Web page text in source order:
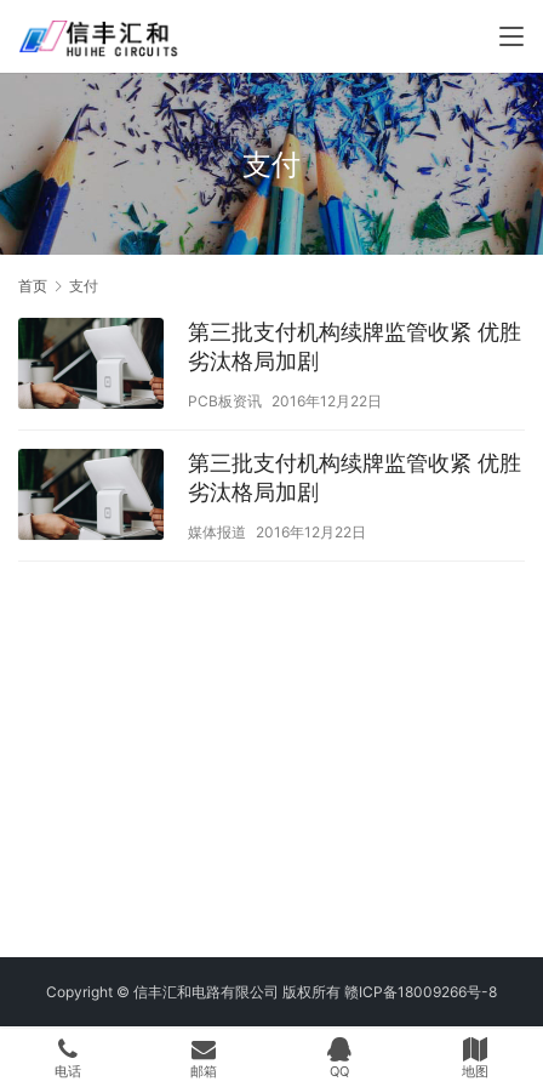
支付
首页 支付
第三批支付机构续牌监管收紧 优胜
劣汰格局加剧
PCB板资讯 2016年12月22日
第三批支付机构续牌监管收紧 优胜
劣汰格局加剧
媒体报道 2016年12月22日
Copyright © 信丰汇和电路有限公司 版权所有 赣ICP备18009266号-8
电话 邮箱 QQ 地图